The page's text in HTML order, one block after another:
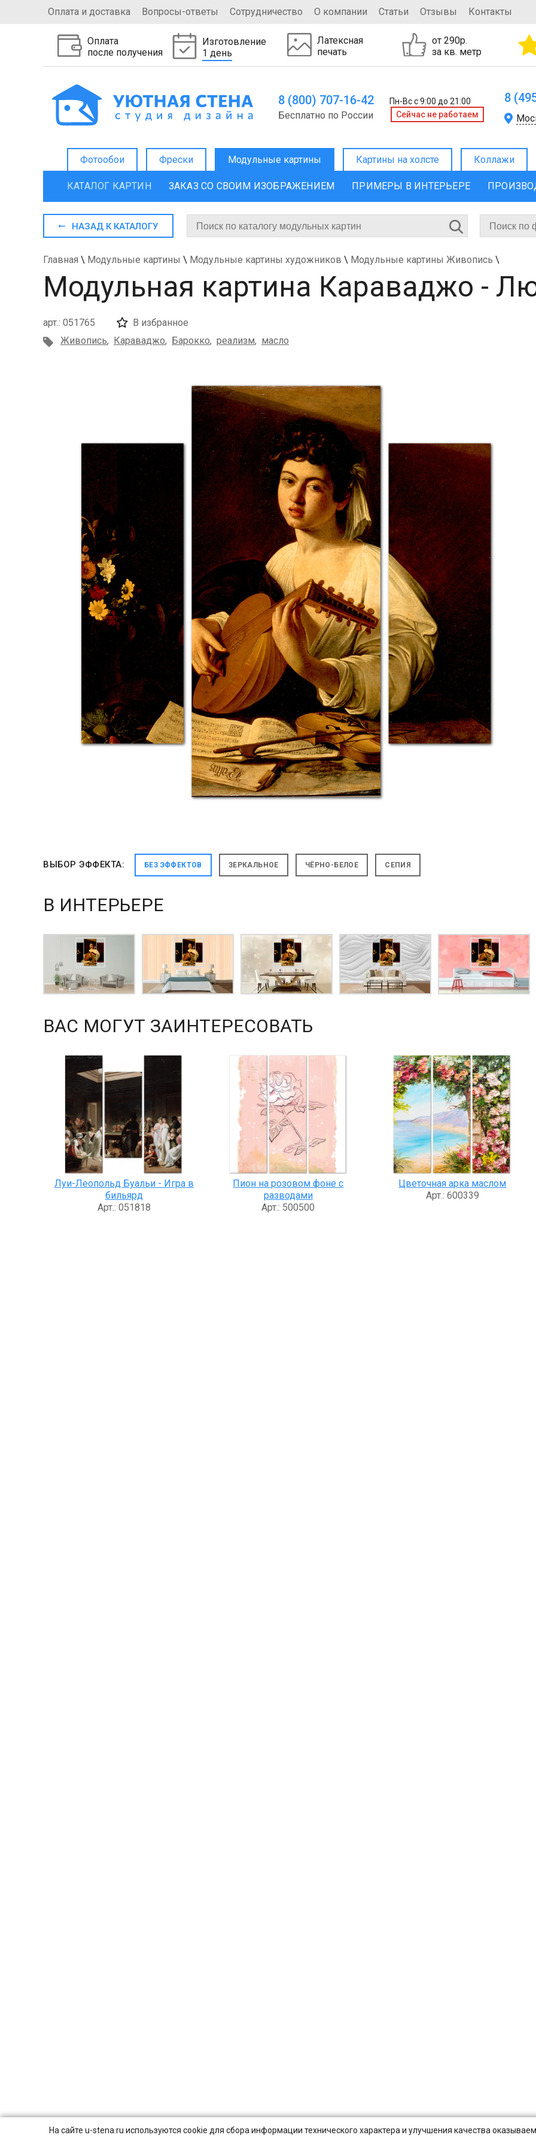
На сайте u-stena.ru используются cookie для сбора информации технического характера и улучшения качества
Оплата и доставка Вопросы-ответы Сотрудничество О компании Статьи Отзывы Контакты
Оплата
после получения
Изготовление
1 день
Латексная
печать
от 290р.
за кв. метр
8 (800) 707-16-42 Пн-Вс с 9:00 до 21:00
Бесплатно по России Cейчас не работаем
8
Фотообои Фрески Модульные картины Картины на холсте Коллажи
КАТАЛОГ КАРТИН ЗАКАЗ СО СВОИМ ИЗОБРАЖЕНИЕМ ПРИМЕРЫ В ИНТЕРЬЕРЕ
НАЗАД К КАТАЛОГУ
Главная \ Модульные картины \ Модульные картины художников \ Модульные картины Живопись \
Модульная картина Караваджо -
арт.: 051765
В избранное
Живопись, Караваджо, Барокко, реализм, масло
ВЫБОР ЭФФЕКТА: БЕЗ ЭФФЕКТОВ ЗЕРКАЛЬНОЕ ЧЁРНО-БЕЛОЕ СЕПИЯ
В ИНТЕРЬЕРЕ
ВАС МОГУТ ЗАИНТЕРЕСОВАТЬ
Луи-Леопольд Буальи - Игра в
бильярд
Арт.: 051818
Пион на розовом фоне с
разводами
Арт.: 500500
Цветочная арка маслом
Арт.: 600339